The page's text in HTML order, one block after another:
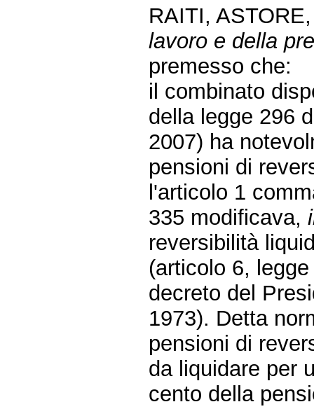
RAITI,
lavoro e della
premesso che:
il combinato
della legge 296
2007) ha
pensioni di
l'articolo 1
335 modificava,
reversibilità
(articolo 6,
decreto del
1973). Detta
pensioni di
da liquidare per
cento della